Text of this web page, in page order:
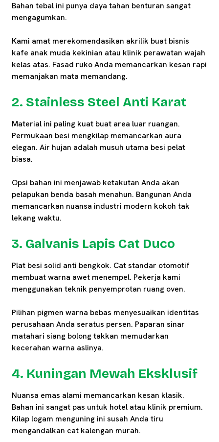
Bahan tebal ini punya daya tahan benturan sangat
mengagumkan.
Kami amat merekomendasikan akrilik buat bisnis
kafe anak muda kekinian atau klinik perawatan wajah
kelas atas. Fasad ruko Anda memancarkan kesan rapi
memanjakan mata memandang.
2. Stainless Steel Anti Karat
Material ini paling kuat buat area luar ruangan.
Permukaan besi mengkilap memancarkan aura
elegan. Air hujan adalah musuh utama besi pelat
biasa.
Opsi bahan ini menjawab ketakutan Anda akan
pelapukan benda basah menahun. Bangunan Anda
memancarkan nuansa industri modern kokoh tak
lekang waktu.
3. Galvanis Lapis Cat Duco
Plat besi solid anti bengkok. Cat standar otomotif
membuat warna awet menempel. Pekerja kami
menggunakan teknik penyemprotan ruang oven.
Pilihan pigmen warna bebas menyesuaikan identitas
perusahaan Anda seratus persen. Paparan sinar
matahari siang bolong takkan memudarkan
kecerahan warna aslinya.
4. Kuningan Mewah Eksklusif
Nuansa emas alami memancarkan kesan klasik.
Bahan ini sangat pas untuk hotel atau klinik premium.
Kilap logam menguning ini susah Anda tiru
mengandalkan cat kalengan murah.